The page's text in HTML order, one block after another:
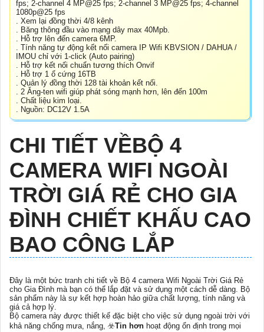
fps; 2-channel 4 MP@25 fps; 2-channel 3 MP@25 fps; 4-channel
1080p@25 fps
. Xem lại đồng thời 4/8 kênh
. Băng thông đầu vào mạng dây max 40Mpb.
. Hỗ trợ lên đến camera 6MP.
. Tính năng tự động kết nối camera IP Wifi KBVSION / DAHUA /
IMOU chỉ với 1-click (Auto pairing)
. Hỗ trợ kết nối chuẩn tương thích Onvif
. Hỗ trợ 1 ổ cứng 16TB
. Quản lý đồng thời 128 tài khoản kết nối.
. 2 Ăng-ten wifi giúp phát sóng mạnh hơn, lên đến 100m
. Chất liệu kim loại.
. Nguồn: DC12V 1.5A
CHI TIẾT VỀBỘ 4
CAMERA WIFI NGOÀI
TRỜI GIÁ RẺ CHO GIA
ĐÌNH CHIẾT KHẤU CAO
BAO CÔNG LẮP
Đây là một bức tranh chi tiết về Bộ 4 camera Wifi Ngoài Trời Giá Rẻ
cho Gia Đình mà bạn có thể lắp đặt và sử dụng một cách dễ dàng. Bộ
sản phẩm này là sự kết hợp hoàn hảo giữa chất lượng, tính năng và
giá cả hợp lý.
Bộ camera này được thiết kế đặc biệt cho việc sử dụng ngoài trời với
khả năng chống mưa, nắng, ☣️Tin hơn hoạt động ổn định trong mọi